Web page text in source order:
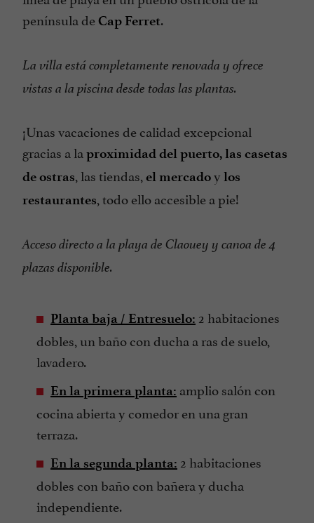
península deCap Ferret.
La villa está completamente renovada y ofrece
vistas a la piscina desde todas las plantas.
¡Unas vacaciones de calidad excepcional
gracias a la proximidad del puerto,las casetas
de ostras, las tiendas, el mercadoy los
restaurantes, todo ello accesible a pie!
Acceso directo a la playa de Claouey y canoa de 4
plazas disponible.
Planta baja / Entresuelo: 2 habitaciones
dobles, un baño con ducha a ras de suelo,
lavadero.
En la primera planta: amplio salón con
cocina abierta y comedor en una gran
terraza.
En la segunda planta: 2 habitaciones
dobles con baño con bañera y ducha
independiente.